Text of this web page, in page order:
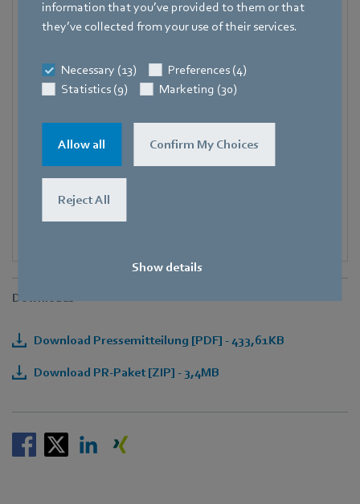
information that you’ve provided to them or that
they’ve collected from your use of their services.
Necessary (13)
Preferences (4)
Statistics (9)
Marketing (30)
Allow all Confirm My Choices
Reject All
Show details
Deutschland
E-Mail
Downloads
Download Pressemitteilung [PDF] - 433,61KB
Download PR-Paket [ZIP] - 3,4MB